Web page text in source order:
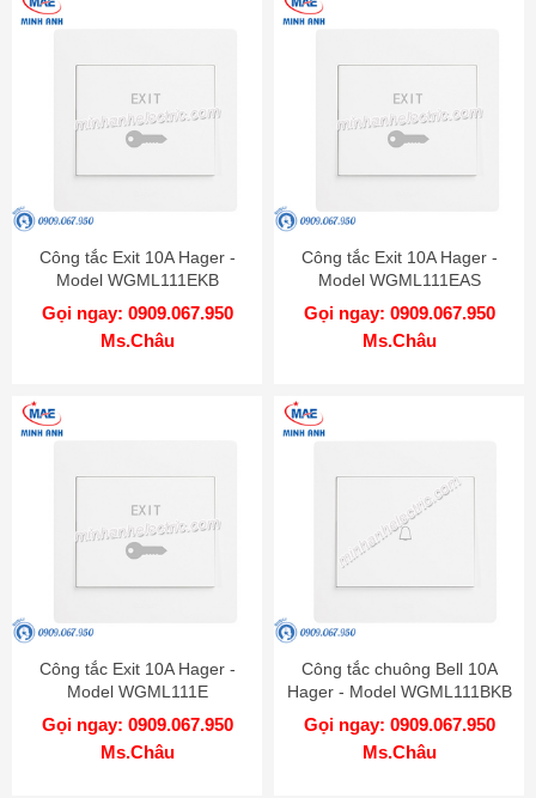
Công tắc Exit 10A Hager -
Model WGML111EKB
Gọi ngay: 0909.067.950
Ms.Châu
Công tắc Exit 10A Hager -
Model WGML111EAS
Gọi ngay: 0909.067.950
Ms.Châu
Công tắc Exit 10A Hager -
Model WGML111E
Gọi ngay: 0909.067.950
Ms.Châu
Công tắc chuông Bell 10A
Hager - Model WGML111BKB
Gọi ngay: 0909.067.950
Ms.Châu